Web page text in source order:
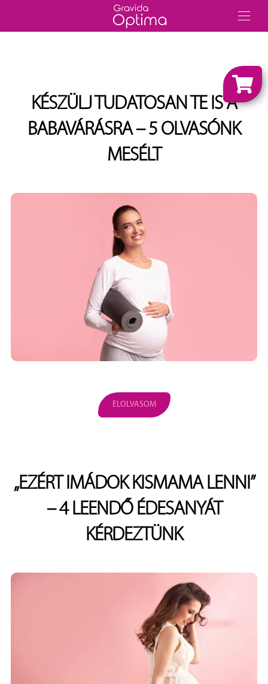
KÉSZÜLJ TUDATOSAN TE IS A
BABAVÁRÁSRA – 5 OLVASÓNK
MESÉLT
ELOLVASOM
„EZÉRT IMÁDOK KISMAMA LENNI”
– 4 LEENDŐ ÉDESANYÁT
KÉRDEZTÜNK